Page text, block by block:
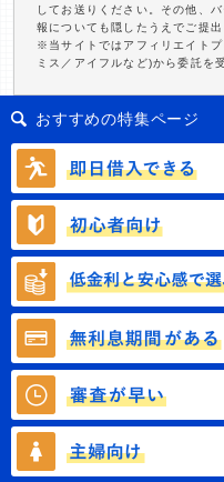
してお送りください。その他、
報についても隠したうえでご提出
※当サイトではアフィリエイト
ミス／アイフルなど)から委託を
おすすめの特集ページ